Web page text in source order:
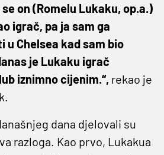
on (Romelu Lukaku, op.a.)
igrač, pa ja sam ga
u Chelsea kad sam bio
je Lukaku igrač
iznimno cijenim.“, rekao je
dana djelovali su
razloga. Kao prvo, Lukakua